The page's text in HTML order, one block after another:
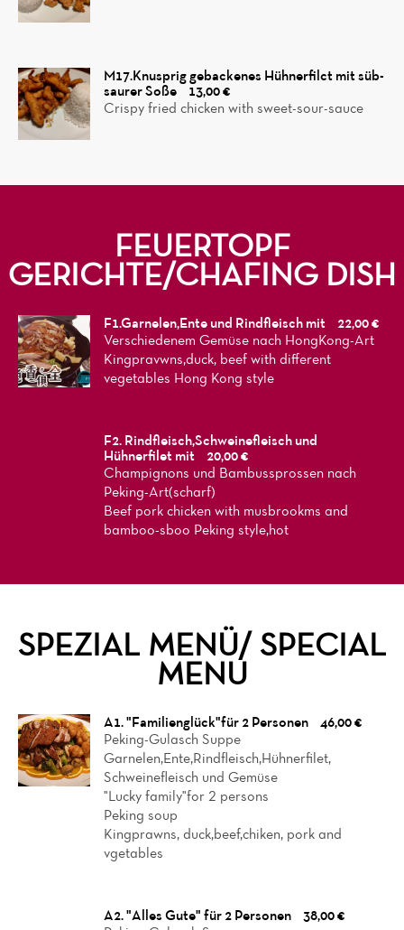
M17.Knusprig gebackenes Hühnerfilct mit süb-
saurer Soße
13,00 €
Crispy fried chicken with sweet-sour-sauce
FEUERTOPF
GERICHTE/CHAFING DISH
F1.Garnelen,Ente und Rindfleisch mit
22,00 €
Verschiedenem Gemüse nach HongKong-Art
Kingpravwns,duck, beef with different
vegetables Hong Kong style
F2. Rindfleisch,Schweinefleisch und
Hühnerfilet mit
20,00 €
Champignons und Bambussprossen nach
Peking-Art(scharf)
Beef pork chicken with musbrookms and
bamboo-sboo Peking style,hot
SPEZIAL MENÜ/ SPECIAL
MENU
A1. "Familienglück"für 2 Personen
46,00 €
Peking-Gulasch Suppe
Garnelen,Ente,Rindfleisch,Hühnerfilet,
Schweinefleisch und Gemüse
"Lucky family"for 2 persons
Peking soup
Kingprawns, duck,beef,chiken, pork and
vgetables
A2. "Alles Gute" für 2 Personen
38,00 €